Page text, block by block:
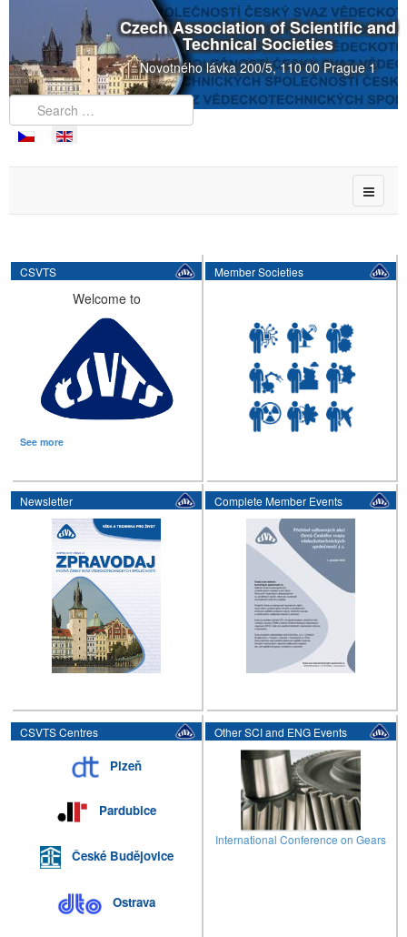
Czech Association of Scientific and
Technical Societies
Novotného lávka 200/5, 110 00 Prague 1
CSVTS
Welcome to
See more
Newsletter
Member Societies
Complete Member Events
CSVTS Centres
Plzeň
Pardubice
České Budějovice
Ostrava
Other SCI and ENG Events
International Conference on Gears